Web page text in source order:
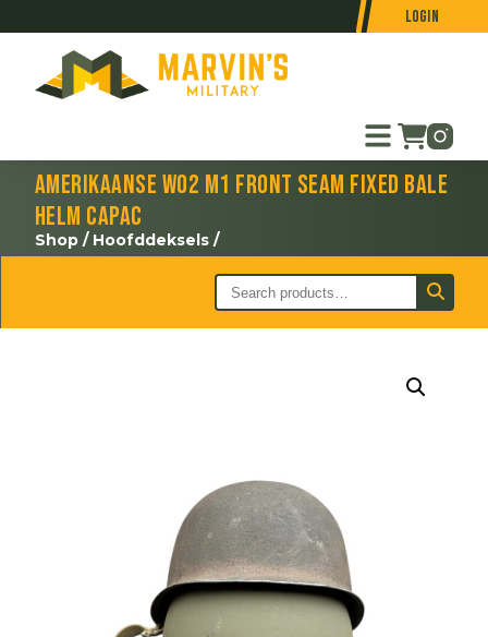
Login
Amerikaanse WO2 M1 front seam fixed bale
helm Capac
Shop / Hoofddeksels /